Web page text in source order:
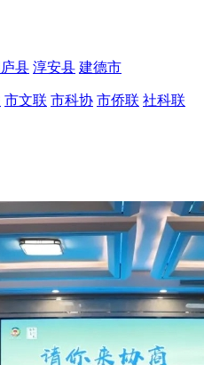
县 淳安县 建德市
市文联 市科协 市侨联 社科联